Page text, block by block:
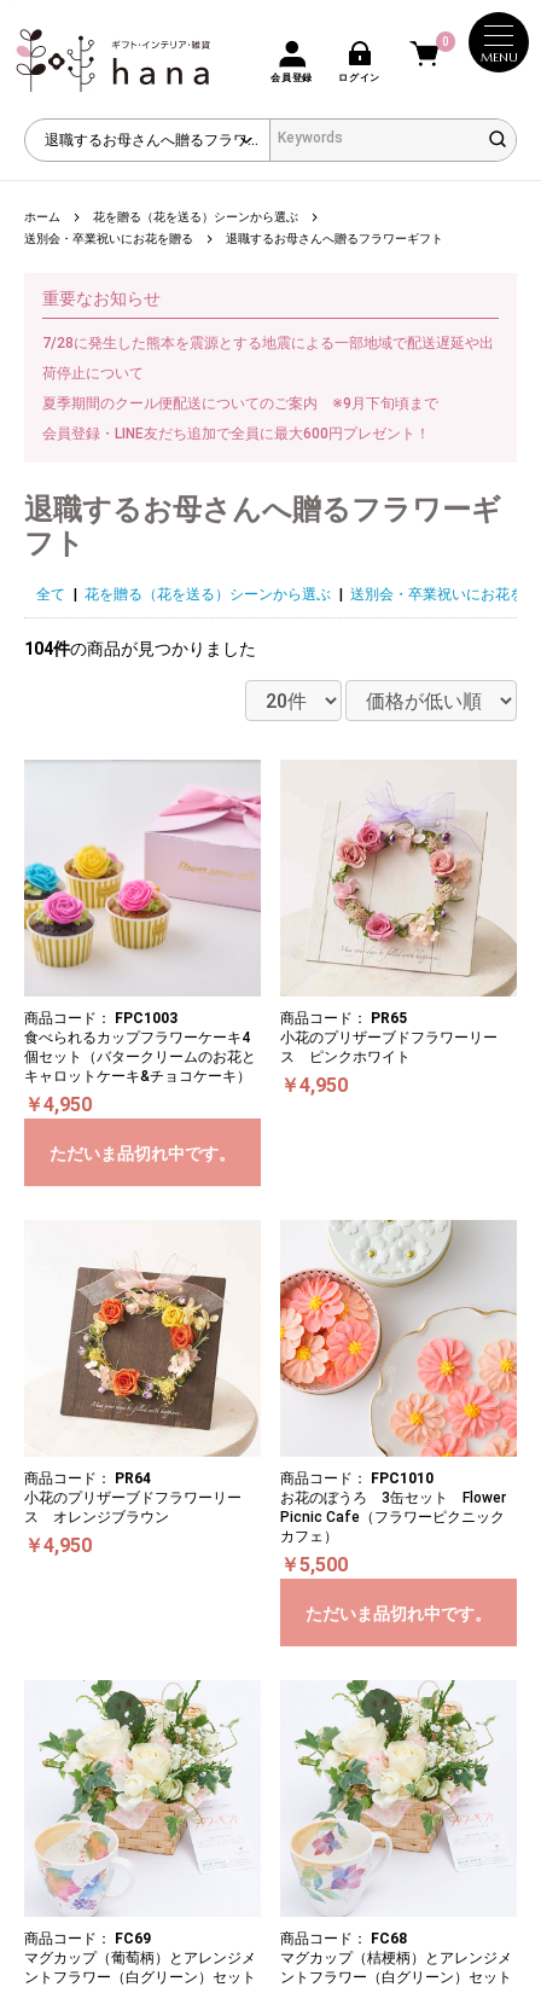
MENU
会員登録 ログイン
0
ホーム
花を贈る（花を送る）シーンから選ぶ
送別会・卒業祝いにお花を贈る
退職するお母さんへ贈るフラワーギフト
重要なお知らせ
7/28に発生した熊本を震源とする地震による一部地域で配送遅延や出
荷停止について
夏季期間のクール便配送についてのご案内 ※9月下旬頃まで
会員登録・LINE友だち追加で全員に最大600円プレゼント！
退職するお母さんへ贈るフラワーギ
フト
全て 花を贈る（花を送る）シーンから選ぶ 送別会・卒業祝いにお花を
104件の商品が見つかりました
商品コード：
FPC1003
食べられるカップフラワーケーキ4
個セット（バタークリームのお花と
キャロットケーキ&チョコケーキ）
￥4,950
ただいま品切れ中です。
商品コード：
PR65
小花のプリザーブドフラワーリー
ス ピンクホワイト
￥4,950
商品コード：
PR64
小花のプリザーブドフラワーリー
ス オレンジブラウン
￥4,950
商品コード：
FPC1010
お花のぼうろ 3缶セット Flower
Picnic Cafe（フラワーピクニック
カフェ）
￥5,500
ただいま品切れ中です。
商品コード：
FC69
マグカップ（葡萄柄）とアレンジメ
ントフラワー（白グリーン）セット
商品コード：
FC68
マグカップ（桔梗柄）とアレンジメ
ントフラワー（白グリーン）セット